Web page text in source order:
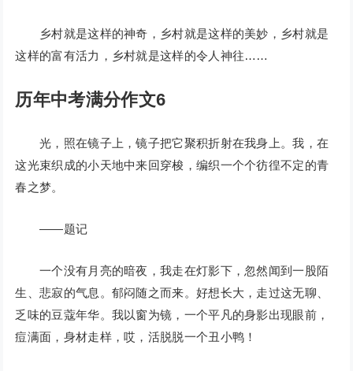
乡村就是这样的神奇，乡村就是这样的美妙，乡村就是
这样的富有活力，乡村就是这样的令人神往……
历年中考满分作文6
光，照在镜子上，镜子把它聚积折射在我身上。我，在
这光束织成的小天地中来回穿梭，编织一个个彷徨不定的青
春之梦。
——题记
一个没有月亮的暗夜，我走在灯影下，忽然闻到一股陌
生、悲寂的气息。郁闷随之而来。好想长大，走过这无聊、
乏味的豆蔻年华。我以窗为镜，一个平凡的身影出现眼前，
痘满面，身材走样，哎，活脱脱一个丑小鸭！